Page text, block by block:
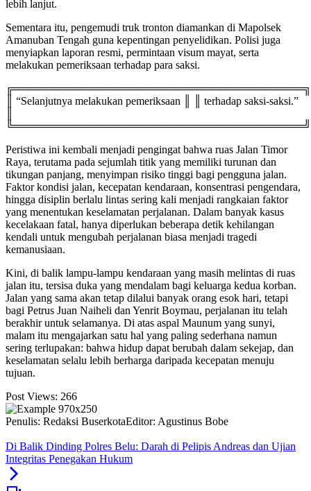
lebih lanjut.
Sementara itu, pengemudi truk tronton diamankan di Mapolsek
Amanuban Tengah guna kepentingan penyelidikan. Polisi juga
menyiapkan laporan resmi, permintaan visum mayat, serta
melakukan pemeriksaan terhadap para saksi.
╔══════════════════════════════════════╗
║ “Selanjutnya melakukan pemeriksaan ║ ║ terhadap saksi-saksi.”
╚══════════════════════════════════════╝
Peristiwa ini kembali menjadi pengingat bahwa ruas Jalan Timor
Raya, terutama pada sejumlah titik yang memiliki turunan dan
tikungan panjang, menyimpan risiko tinggi bagi pengguna jalan.
Faktor kondisi jalan, kecepatan kendaraan, konsentrasi pengendara,
hingga disiplin berlalu lintas sering kali menjadi rangkaian faktor
yang menentukan keselamatan perjalanan. Dalam banyak kasus
kecelakaan fatal, hanya diperlukan beberapa detik kehilangan
kendali untuk mengubah perjalanan biasa menjadi tragedi
kemanusiaan.
Kini, di balik lampu-lampu kendaraan yang masih melintas di ruas
jalan itu, tersisa duka yang mendalam bagi keluarga kedua korban.
Jalan yang sama akan tetap dilalui banyak orang esok hari, tetapi
bagi Petrus Juan Naiheli dan Yenrit Boymau, perjalanan itu telah
berakhir untuk selamanya. Di atas aspal Maunum yang sunyi,
malam itu mengajarkan satu hal yang paling sederhana namun
sering terlupakan: bahwa hidup dapat berubah dalam sekejap, dan
keselamatan selalu lebih berharga daripada kecepatan menuju
tujuan.
Post Views: 266
Penulis: Redaksi BuserkotaEditor: Agustinus Bobe
Di Balik Dinding Polres Belu: Darah di Pelipis Andreas dan Ujian
Integritas Penegakan Hukum